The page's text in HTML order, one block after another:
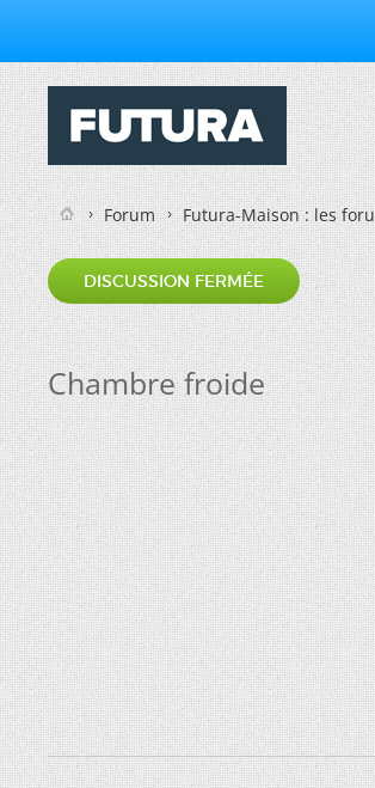
Forum Futura-Maison : les
DISCUSSION FERMÉE
Chambre froide